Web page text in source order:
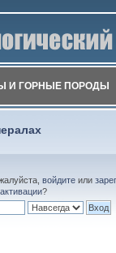
И ГОРНЫЕ ПОРОДЫ
войдите или
?